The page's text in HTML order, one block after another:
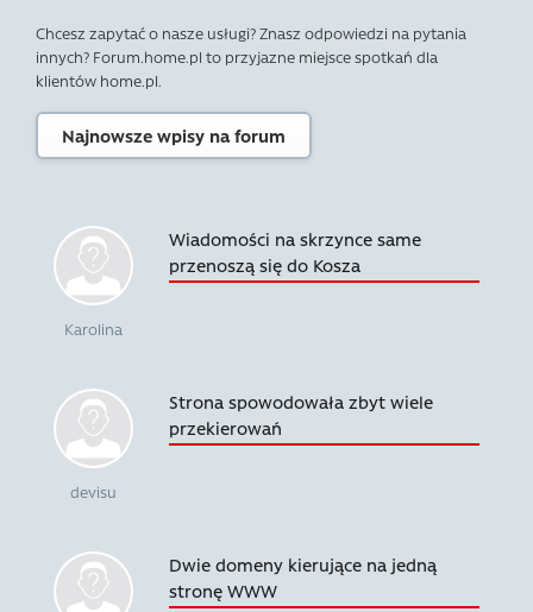
Chcesz zapytać o nasze usługi? Znasz odpowiedzi na pytania
innych? Forum.home.pl to przyjazne miejsce spotkań dla
klientów home.pl.
Najnowsze wpisy na forum
Karolina
Wiadomości na skrzynce same
przenoszą się do Kosza
devisu
Strona spowodowała zbyt wiele
przekierowań
Dwie domeny kierujące na jedną
stronę WWW